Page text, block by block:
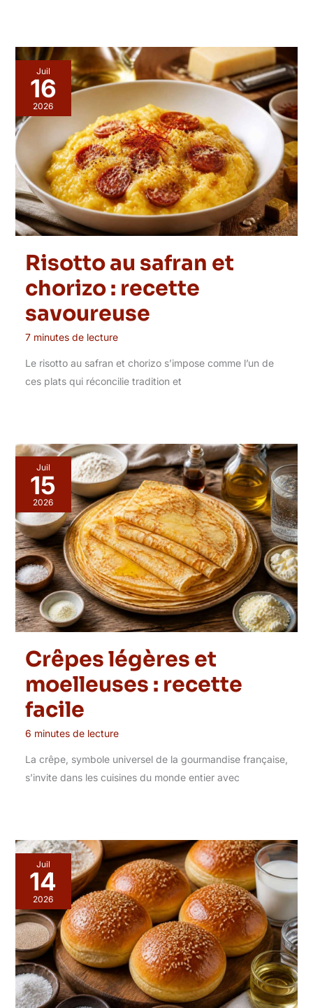
Juil
16
2026
Risotto au safran et
chorizo : recette
savoureuse
7 minutes de lecture
Le risotto au safran et chorizo s’impose comme l’un de
ces plats qui réconcilie tradition et
Juil
15
2026
Crêpes légères et
moelleuses : recette
facile
6 minutes de lecture
La crêpe, symbole universel de la gourmandise française,
s’invite dans les cuisines du monde entier avec
Juil
14
2026